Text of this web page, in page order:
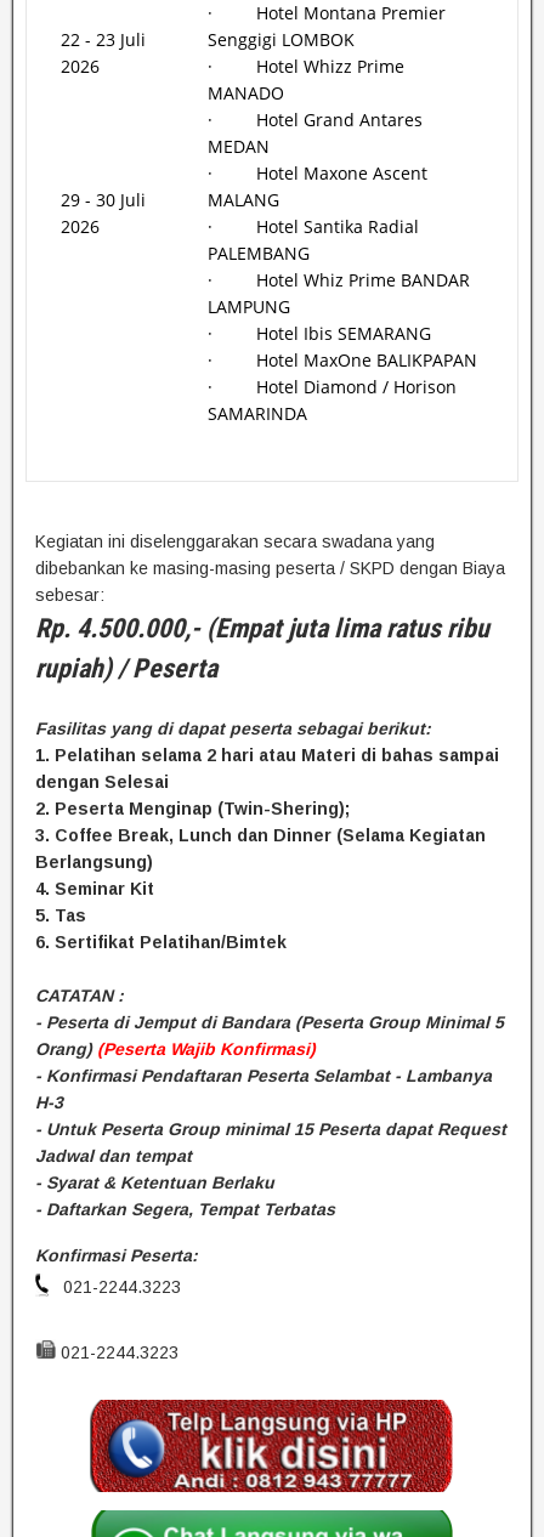
22 - 23 Juli
2026
29 - 30 Juli
2026
· Hotel Montana Premier
Senggigi LOMBOK
· Hotel Whizz Prime
MANADO
· Hotel Grand Antares
MEDAN
· Hotel Maxone Ascent
MALANG
· Hotel Santika Radial
PALEMBANG
· Hotel Whiz Prime BANDAR
LAMPUNG
· Hotel Ibis SEMARANG
· Hotel MaxOne BALIKPAPAN
· Hotel Diamond / Horison
SAMARINDA
Kegiatan ini diselenggarakan secara swadana yang
dibebankan ke masing-masing peserta / SKPD dengan Biaya
sebesar:
Rp. 4.500.000,- (Empat juta lima ratus ribu
rupiah) / Peserta
Fasilitas yang di dapat peserta sebagai berikut:
1. Pelatihan selama 2 hari atau Materi di bahas sampai
dengan Selesai
2. Peserta Menginap (Twin-Shering);
3. Coffee Break, Lunch dan Dinner (Selama Kegiatan
Berlangsung)
4. Seminar Kit
5. Tas
6. Sertifikat Pelatihan/Bimtek
CATATAN :
- Peserta di Jemput di Bandara (Peserta Group Minimal 5
Orang) (Peserta Wajib Konfirmasi)
- Konfirmasi Pendaftaran Peserta Selambat - Lambanya
H-3
- Untuk Peserta Group minimal 15 Peserta dapat Request
Jadwal dan tempat
- Syarat & Ketentuan Berlaku
- Daftarkan Segera, Tempat Terbatas
Konfirmasi Peserta:
021-2244.3223
021-2244.3223